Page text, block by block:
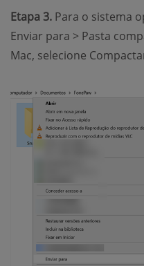
Etapa 3. Para o sistema
Enviar para > Pasta
Mac, selecione